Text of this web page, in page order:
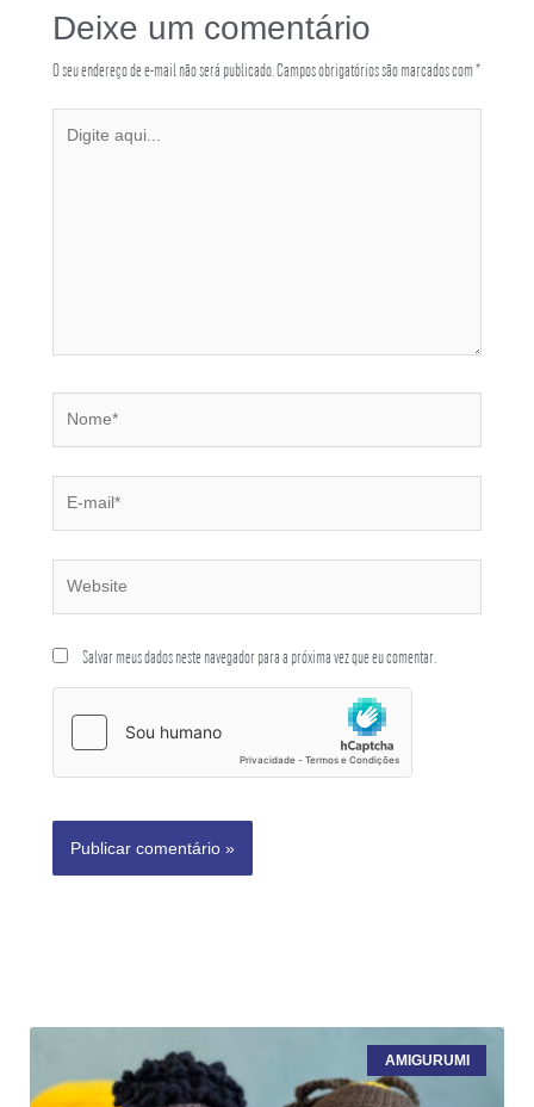
Deixe um comentário
O seu endereço de e-mail não será publicado. Campos obrigatórios são marcados com*
Salvar meus dados neste navegador para a próxima vez que eu comentar.
AMIGURUMI